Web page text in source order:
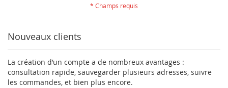
Nouveaux clients
La création d’un compte a de nombreux avantages :
consultation rapide, sauvegarder plusieurs adresses, suivre
les commandes, et bien plus encore.